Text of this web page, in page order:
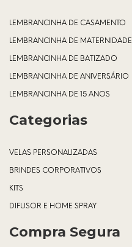
LEMBRANCINHA DE CASAMENTO
LEMBRANCINHA DE MATERNIDADE
LEMBRANCINHA DE BATIZADO
LEMBRANCINHA DE ANIVERSÁRIO
LEMBRANCINHA DE 15 ANOS
Categorias
VELAS PERSONALIZADAS
BRINDES CORPORATIVOS
KITS
DIFUSOR E HOME SPRAY
Compra Segura